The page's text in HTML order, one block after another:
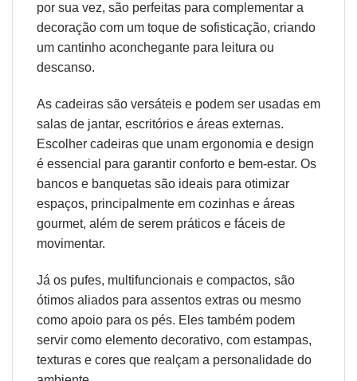
por sua vez, são perfeitas para complementar a
decoração com um toque de sofisticação, criando
um cantinho aconchegante para leitura ou
descanso.
As cadeiras são versáteis e podem ser usadas em
salas de jantar, escritórios e áreas externas.
Escolher cadeiras que unam ergonomia e design
é essencial para garantir conforto e bem-estar. Os
bancos e banquetas são ideais para otimizar
espaços, principalmente em cozinhas e áreas
gourmet, além de serem práticos e fáceis de
movimentar.
Já os pufes, multifuncionais e compactos, são
ótimos aliados para assentos extras ou mesmo
como apoio para os pés. Eles também podem
servir como elemento decorativo, com estampas,
texturas e cores que realçam a personalidade do